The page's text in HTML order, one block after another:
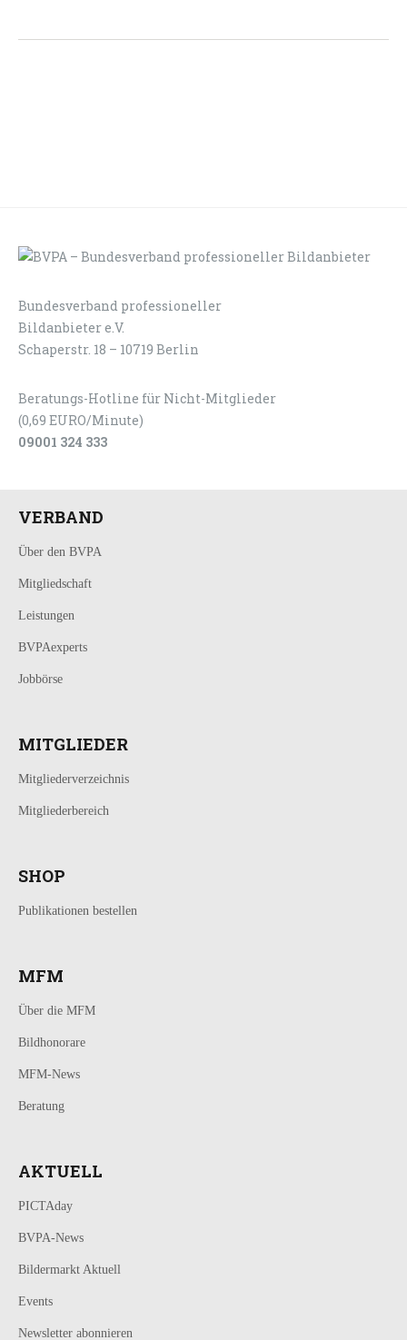
Bundesverband professioneller
Bildanbieter e.V.
Schaperstr. 18 – 10719 Berlin
Beratungs-Hotline für Nicht-Mitglieder
(0,69 EURO/Minute)
09001 324 333
VERBAND
Über den BVPA
Mitgliedschaft
Leistungen
BVPAexperts
Jobbörse
MITGLIEDER
Mitgliederverzeichnis
Mitgliederbereich
SHOP
Publikationen bestellen
MFM
Über die MFM
Bildhonorare
MFM-News
Beratung
AKTUELL
PICTAday
BVPA-News
Bildermarkt Aktuell
Events
Newsletter abonnieren